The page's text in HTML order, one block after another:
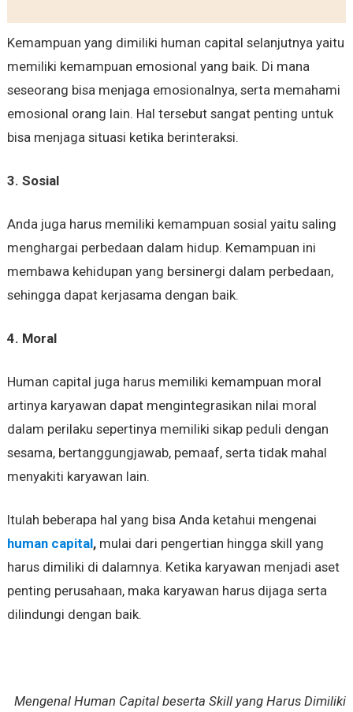
Kemampuan yang dimiliki human capital selanjutnya yaitu
memiliki kemampuan emosional yang baik. Di mana
seseorang bisa menjaga emosionalnya, serta memahami
emosional orang lain. Hal tersebut sangat penting untuk
bisa menjaga situasi ketika berinteraksi.
3. Sosial
Anda juga harus memiliki kemampuan sosial yaitu saling
menghargai perbedaan dalam hidup. Kemampuan ini
membawa kehidupan yang bersinergi dalam perbedaan,
sehingga dapat kerjasama dengan baik.
4. Moral
Human capital juga harus memiliki kemampuan moral
artinya karyawan dapat mengintegrasikan nilai moral
dalam perilaku sepertinya memiliki sikap peduli dengan
sesama, bertanggungjawab, pemaaf, serta tidak mahal
menyakiti karyawan lain.
Itulah beberapa hal yang bisa Anda ketahui mengenai
human capital, mulai dari pengertian hingga skill yang
harus dimiliki di dalamnya. Ketika karyawan menjadi aset
penting perusahaan, maka karyawan harus dijaga serta
dilindungi dengan baik.
Mengenal Human Capital beserta Skill yang Harus Dimiliki